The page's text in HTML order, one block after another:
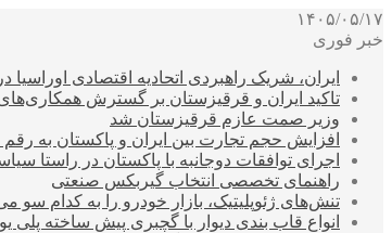
۱۴۰۵/۰۵/۱۷
خبر فوری
ایران، شریک راهبردی اتحادیه اقتصادی
تاکید ایران و قرقیزستان بر گسترش
وزیر صمت عازم قرقیزستان شد
افزایش حجم تجارت بین ایران و پاکستان به رقم ۱۰ میلیارد دلار
اجرای توافقات دوجانبه با پاکستان در راستا
راهنمای تخصصی انتخاب گیربکس صنعتی
تنش‌های ژئوپلیتیک، بازار خودرو را به کدام سو
انواع قاب بندی دیوار با گچبری پیش ساخته